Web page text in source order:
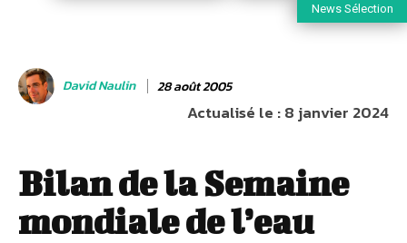
News Sélection
David Naulin 28 août 2005
Actualisé le :8 janvier 2024
Bilan de la Semaine
mondiale de l’eau